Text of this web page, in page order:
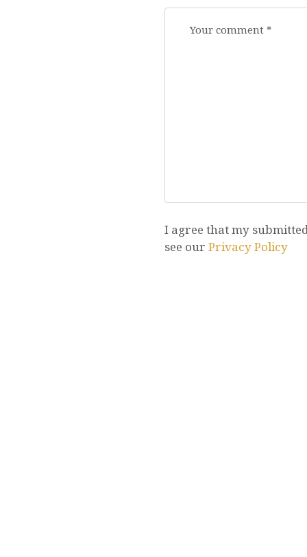
I agree that my
see our Privacy Policy